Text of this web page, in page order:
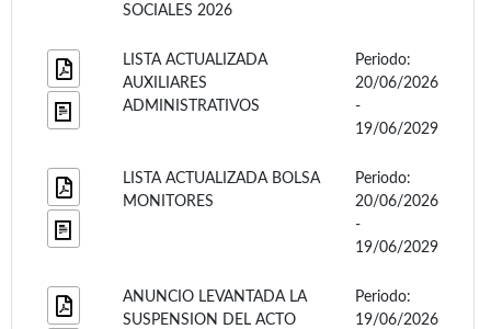
SOCIALES 2026
LISTA ACTUALIZADA
AUXILIARES
ADMINISTRATIVOS
Periodo:
20/06/2026
-
19/06/2029
LISTA ACTUALIZADA BOLSA
MONITORES
Periodo:
20/06/2026
-
19/06/2029
ANUNCIO LEVANTADA LA
SUSPENSION DEL ACTO
Periodo:
19/06/2026